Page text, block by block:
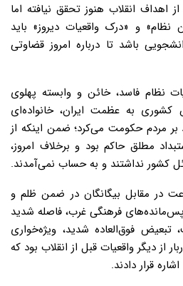
اهداف انقلاب هنوز تحقق نیافته اما
نظام» و «درک واقعیات دیروز» باید
باشد تا درباره امروز قضاوتی
نظام فاسد، خائن و وابسته پهلوی
کشوری به عظمت ایران، خانواده‌ای
بر مردم حکومت می‌کرد؛ ضمن اینکه از
مطلق حاکم بود و برخلاف امروز،
کشور نداشتند و به حساب نمی‌آمدند.
در مقابل بیگانگان در ضمن ظلم و
پس‌مانده‌های فرهنگی غرب، فاصله شدید
تبعیض فوق‌العاده شدید، ویژه‌خواری
از دیگر واقعیات قبل از انقلاب بود که
قرار دادند.